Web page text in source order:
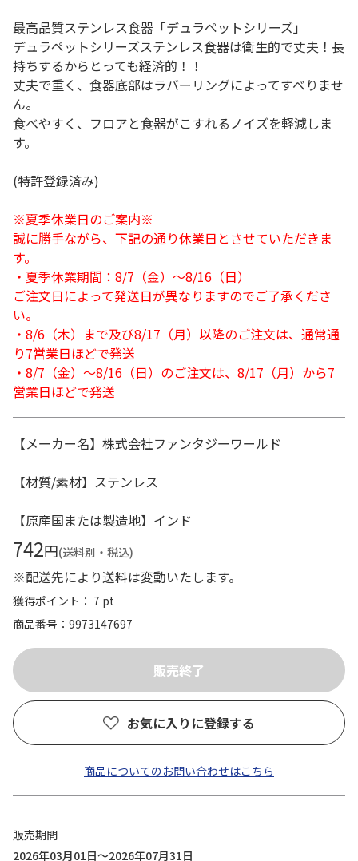
最高品質ステンレス食器「デュラペットシリーズ」
デュラペットシリーズステンレス食器は衛生的で丈夫！長
持ちするからとっても経済的！！
丈夫で重く、食器底部はラバーリングによってすべりませ
ん。
食べやすく、フロアと食器がこすれるノイズを軽減しま
す。
(特許登録済み)
※夏季休業日のご案内※
誠に勝手ながら、下記の通り休業日とさせていただきま
す。
・夏季休業期間：8/7（金）～8/16（日）
ご注文日によって発送日が異なりますのでご了承くださ
い。
・8/6（木）まで及び8/17（月）以降のご注文は、通常通
り7営業日ほどで発送
・8/7（金）～8/16（日）のご注文は、8/17（月）から7
営業日ほどで発送
【メーカー名】株式会社ファンタジーワールド
【材質/素材】ステンレス
【原産国または製造地】インド
742円(送料別・税込)
※配送先により送料は変動いたします。
獲得ポイント： 7 pt
商品番号
9973147697
お気に入りに登録する
商品についてのお問い合わせはこちら
販売期間
2026年03月01日～2026年07月31日